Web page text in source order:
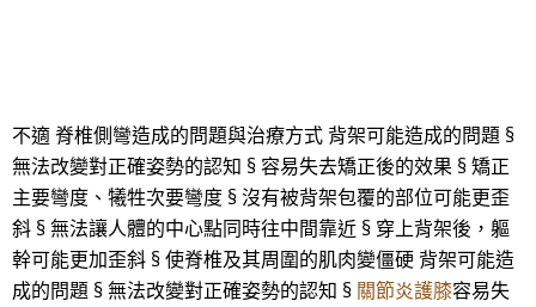
不適 脊椎側彎造成的問題與治療方式 背架可能造成的問題 §
無法改變對正確姿勢的認知 § 容易失去矯正後的效果 § 矯正
主要彎度、犧牲次要彎度 § 沒有被背架包覆的部位可能更歪
斜 § 無法讓人體的中心點同時往中間靠近 § 穿上背架後，軀
幹可能更加歪斜 § 使脊椎及其周圍的肌肉變僵硬 背架可能造
成的問題 § 無法改變對正確姿勢的認知 § 關節炎護膝容易失